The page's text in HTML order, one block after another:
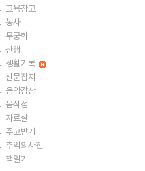
교육참고
농사
무궁화
산행
생활기록
신문잡지
음악감상
음식점
자료실
주고받기
추억의사진
책일기